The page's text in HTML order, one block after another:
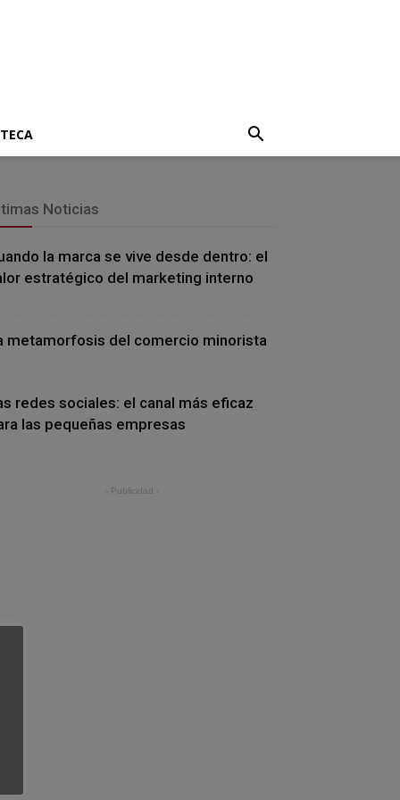
Noticias
la marca se vive desde dentro: el
estratégico del marketing interno
metamorfosis del comercio minorista
redes sociales: el canal más eficaz
las pequeñas empresas
- Publicidad -